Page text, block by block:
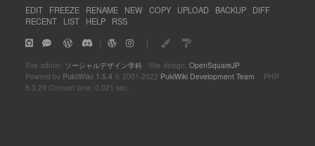
EDIT FREEZE RENAME NEW COPY UPLOAD BACKUP
DIFF
RECENT
LIST HELP RSS
｜ ｜
Site admin: ソーシャルデザイン学科Site design: OpenSquareJP
Powerd by PukiWiki 1.5.4 © 2001-2022 PukiWiki Development Team PHP
8.3.29 Convert time: 0.021 sec.